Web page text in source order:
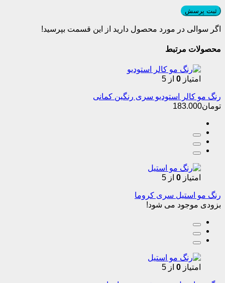
ثبت پرسش
اگر سوالی در مورد محصول دارید از این قسمت بپرسید!
محصولات مرتبط
امتیاز 0 از 5
رنگ مو کالر استودیو سری رنگین کمانی
تومان183.000
امتیاز 0 از 5
رنگ مو استیل سری کروما
بزودی موجود می شود!
امتیاز 0 از 5